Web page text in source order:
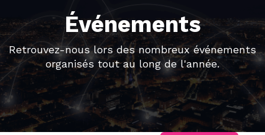
Événements
Retrouvez-nous lors des nombreux événements
organisés tout au long de l'année.